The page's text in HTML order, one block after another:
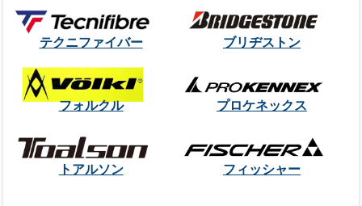
テクニファイバー ブリヂストン
フォルクル プロケネックス
トアルソン フィッシャー